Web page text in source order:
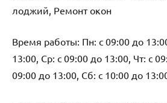
лоджий, Ремонт окон
Время работы: Пн: с 09:00 до
13:00, Ср: с 09:00 до 13:00, Чт: с
09:00 до 13:00, Сб: с 10:00 до